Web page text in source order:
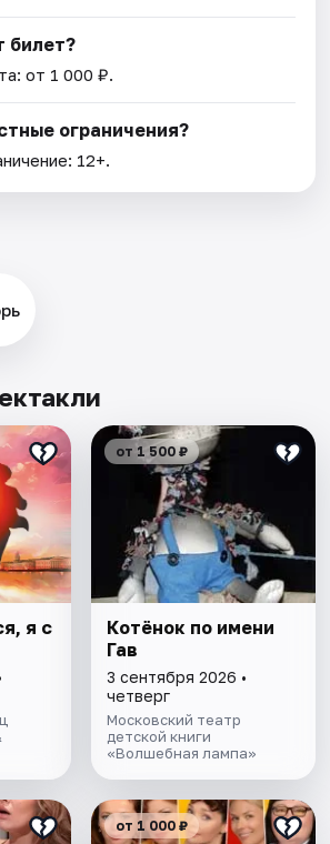
билет?
от 1 000 ₽.
ограничения?
12+.
я с
от 1 500 ₽
Котёнок по имени
Гав
3 сентября 2026 •
четверг
Московский театр
детской книги
«Волшебная лампа»
от 1 000 ₽